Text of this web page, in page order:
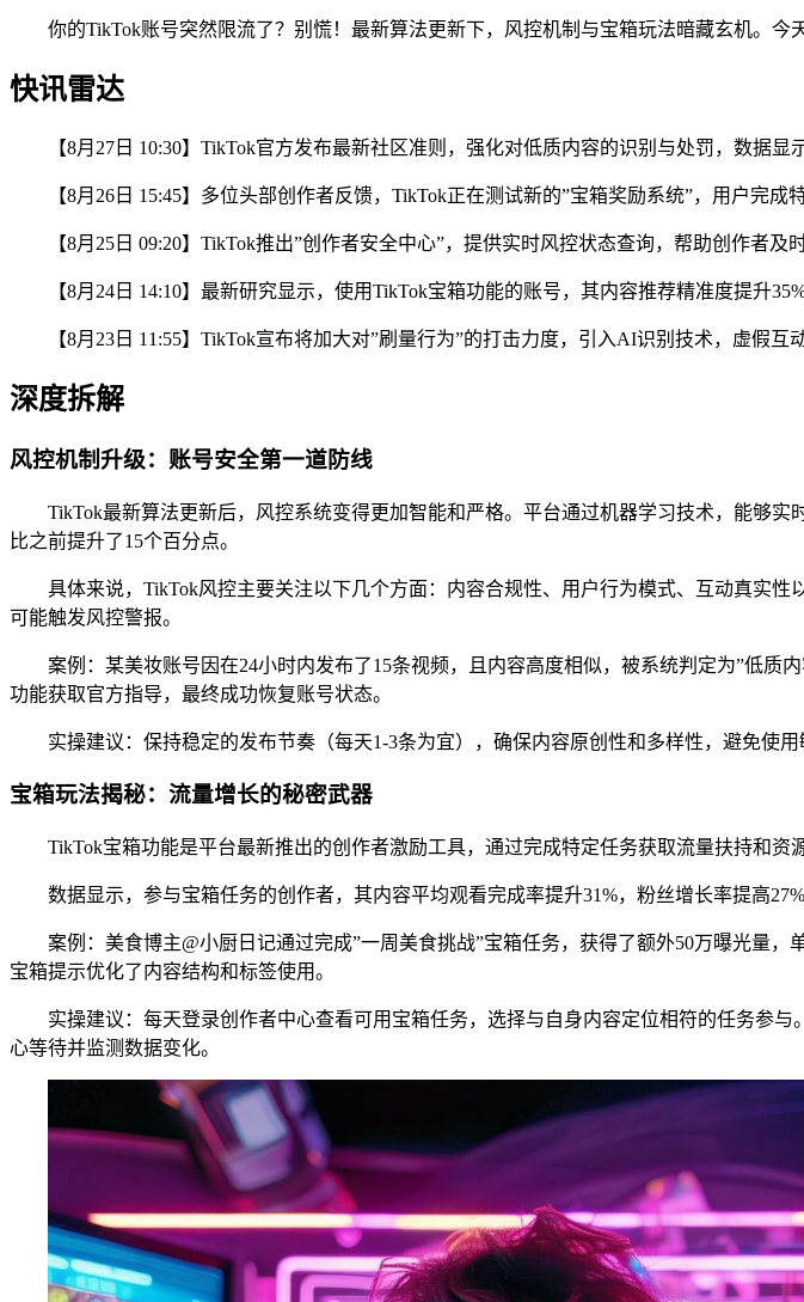
你的TikTok账号突然限流了？别慌！最新算法更新下，风控机制与宝箱玩法暗藏玄机。今
快讯雷达
【8月27日 10:30】TikTok官方发布最新社区准则，强化对低质内容的识别与处罚，数据
【8月26日 15:45】多位头部创作者反馈，TikTok正在测试新的”宝箱奖励系统”，用户完
【8月25日 09:20】TikTok推出”创作者安全中心”，提供实时风控状态查询，帮助创作者
【8月24日 14:10】最新研究显示，使用TikTok宝箱功能的账号，其内容推荐精准度提升
【8月23日 11:55】TikTok宣布将加大对”刷量行为”的打击力度，引入AI识别技术，虚假互
深度拆解
风控机制升级：账号安全第一道防线
TikTok最新算法更新后，风控系统变得更加智能和严格。平台通过机器学习技术，能够
比之前提升了15个百分点。
具体来说，TikTok风控主要关注以下几个方面：内容合规性、用户行为模式、互动真实
可能触发风控警报。
案例：某美妆账号因在24小时内发布了15条视频，且内容高度相似，被系统判定为”低
功能获取官方指导，最终成功恢复账号状态。
实操建议：保持稳定的发布节奏（每天1-3条为宜），确保内容原创性和多样性，避免使
宝箱玩法揭秘：流量增长的秘密武器
TikTok宝箱功能是平台最新推出的创作者激励工具，通过完成特定任务获取流量扶持和
数据显示，参与宝箱任务的创作者，其内容平均观看完成率提升31%，粉丝增长率提高
案例：美食博主@小厨日记通过完成”一周美食挑战”宝箱任务，获得了额外50万曝光量
宝箱提示优化了内容结构和标签使用。
实操建议：每天登录创作者中心查看可用宝箱任务，选择与自身内容定位相符的任务参
心等待并监测数据变化。